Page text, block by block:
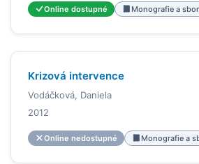
Online dostupné Monografie a
Krizová intervence
Vodáčková, Daniela
2012
Online nedostupné Monografie a